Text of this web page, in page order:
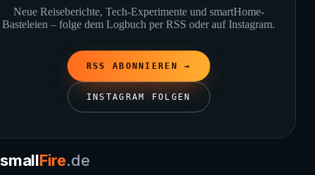
Neue Reiseberichte, Tech-Experimente und smartHome-
Basteleien – folge dem Logbuch per RSS oder auf Instagram.
RSS ABONNIEREN →
INSTAGRAM FOLGEN
smallFire.de